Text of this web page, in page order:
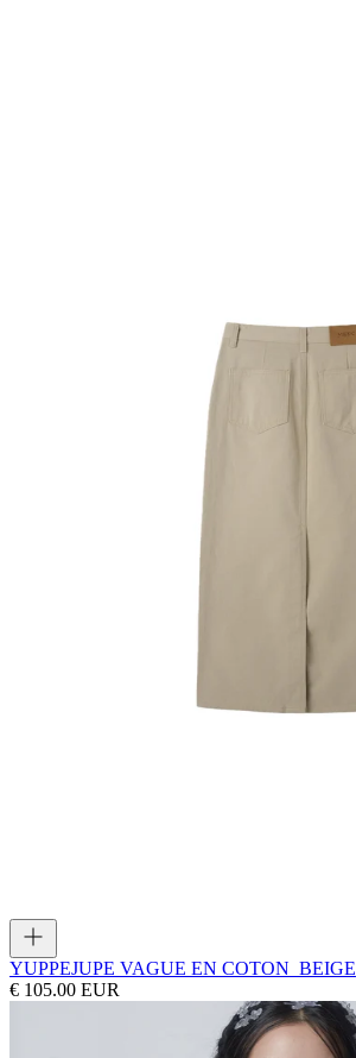
YUPPEJUPE VAGUE EN COTON_BEIGE
€ 105.00 EUR